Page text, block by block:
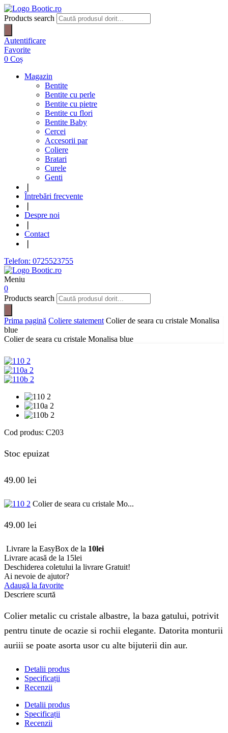
Products search
Autentificare
Favorite
0 Coș
Magazin
Bentite
Bentite cu perle
Bentite cu pietre
Bentite cu flori
Bentite Baby
Cercei
Accesorii par
Coliere
Bratari
Curele
Genti
Întrebări frecvente
Despre noi
Contact
Telefon: 0725523755
Meniu
0
Products search
Prima pagină Coliere statement Colier de seara cu cristale Monalisa
blue
Colier de seara cu cristale Monalisa blue
Cod produs: C203
Stoc epuizat
49.00 lei
Colier de seara cu cristale Mo...
49.00 lei
Livrare la EasyBox de la 10lei
Livrare acasă de la 15lei
Deschiderea coletului la livrare Gratuit!
Ai nevoie de ajutor?
Adaugă la favorite
Descriere scurtă
Colier metalic cu cristale albastre, la baza gatului, potrivit
pentru tinute de ocazie si rochii elegante. Datorita monturii
auriii se poate asorta usor cu alte bijuterii din aur.
Detalii produs
Specificații
Recenzii
Detalii produs
Specificații
Recenzii